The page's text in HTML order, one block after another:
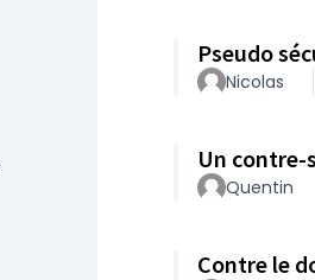
Pseudo
Nicolas
Un contre-
Quentin
Contre le